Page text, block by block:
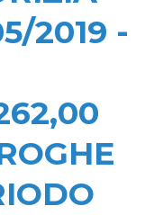
2019 -